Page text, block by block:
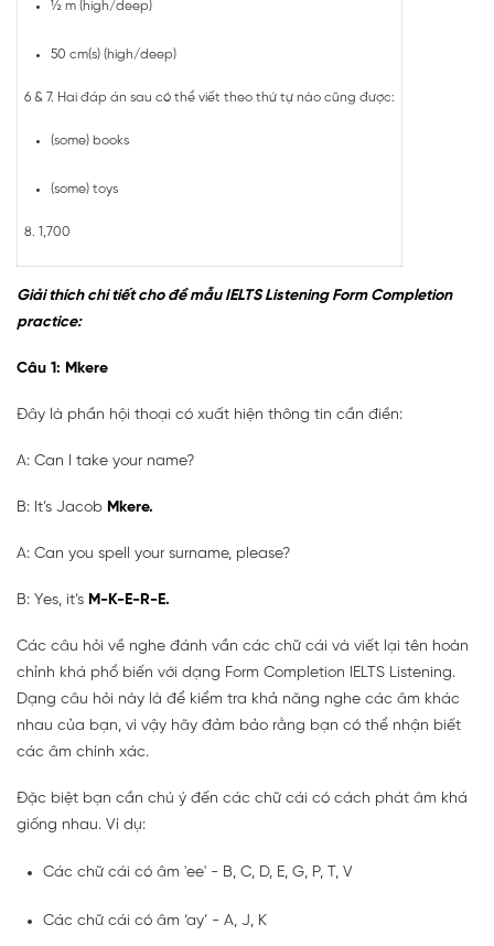
½ m (high/deep)
50 cm(s) (high/deep)
6 & 7. Hai đáp án sau có thể viết theo thứ tự nào cũng được:
(some) books
(some) toys
8. 1,700
Giải thích chi tiết cho đề mẫu IELTS Listening Form Completion
practice:
Câu 1: Mkere
Đây là phần hội thoại có xuất hiện thông tin cần điền:
A: Can I take your name?
B: It’s Jacob Mkere.
A: Can you spell your surname, please?
B: Yes, it’s M-K-E-R-E.
Các câu hỏi về nghe đánh vần các chữ cái và viết lại tên hoàn
chỉnh khá phổ biến với dạng Form Completion IELTS Listening.
Dạng câu hỏi này là để kiểm tra khả năng nghe các âm khác
nhau của bạn, vì vậy hãy đảm bảo rằng bạn có thể nhận biết
các âm chính xác.
Đặc biệt bạn cần chú ý đến các chữ cái có cách phát âm khá
giống nhau. Ví dụ:
Các chữ cái có âm 'ee' - B, C, D, E, G, P, T, V
Các chữ cái có âm ‘ay’ - A, J, K